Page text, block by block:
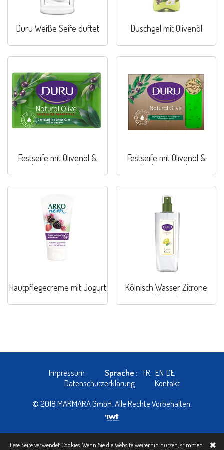
Duru Weiße Seife duftet Duschgel mit Olivenöl
Festseife mit Olivenöl &
Lorbeerextrakt
Festseife mit Olivenöl &
Lorbeerextrakt
Hautpflegecreme mit Jogurt
Kölnisch Wasser Zitrone
(Spray)
Impressum Sprache : TR EN DE
Datenschutzerklärung
Kontakt
© 2018 MARMARA GmbH. Alle Rechte Vorbehalten.
Diese Seite verwendet Cookies. Wenn Sie die Website weiterhin nutzen, stimmen